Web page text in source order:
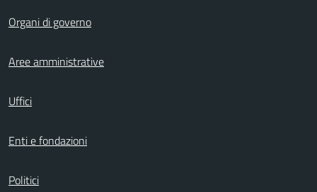
Organi di governo
Aree amministrative
Uffici
Enti e fondazioni
Politici